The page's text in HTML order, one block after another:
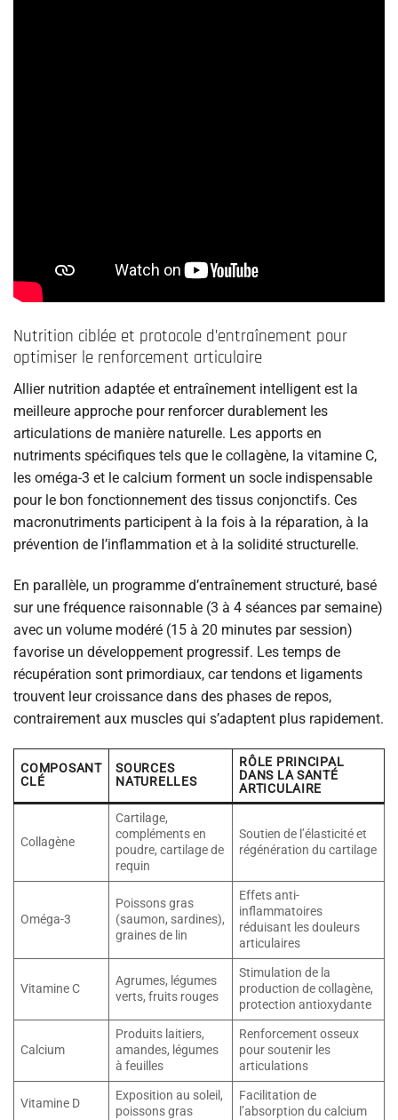
Nutrition ciblée et protocole d’entraînement pour
optimiser le renforcement articulaire
Allier nutrition adaptée et entraînement intelligent est la
meilleure approche pour renforcer durablement les
articulations de manière naturelle. Les apports en
nutriments spécifiques tels que le collagène, la vitamine C,
les oméga-3 et le calcium forment un socle indispensable
pour le bon fonctionnement des tissus conjonctifs. Ces
macronutriments participent à la fois à la réparation, à la
prévention de l’inflammation et à la solidité structurelle.
En parallèle, un programme d’entraînement structuré, basé
sur une fréquence raisonnable (3 à 4 séances par semaine)
avec un volume modéré (15 à 20 minutes par session)
favorise un développement progressif. Les temps de
récupération sont primordiaux, car tendons et ligaments
trouvent leur croissance dans des phases de repos,
contrairement aux muscles qui s’adaptent plus rapidement.
COMPOSANT
CLÉ
SOURCES
NATURELLES
RÔLE PRINCIPAL
DANS LA SANTÉ
ARTICULAIRE
Collagène
Cartilage,
compléments en
poudre, cartilage de
requin
Soutien de l’élasticité et
régénération du cartilage
Oméga-3
Poissons gras
(saumon, sardines),
graines de lin
Effets anti-
inflammatoires
réduisant les douleurs
articulaires
Vitamine C
Agrumes, légumes
verts, fruits rouges
Stimulation de la
production de collagène,
protection antioxydante
Calcium
Produits laitiers,
amandes, légumes
à feuilles
Renforcement osseux
pour soutenir les
articulations
Vitamine D
Exposition au soleil,
poissons gras
Facilitation de
l’absorption du calcium